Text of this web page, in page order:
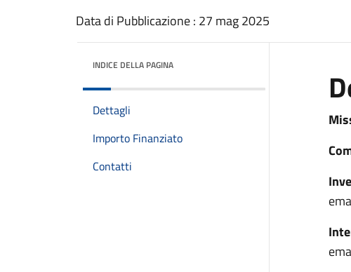
Data di Pubblicazione : 27 mag 2025
INDICE DELLA PAGINA
Dettagli
Importo Finanziato
Contatti